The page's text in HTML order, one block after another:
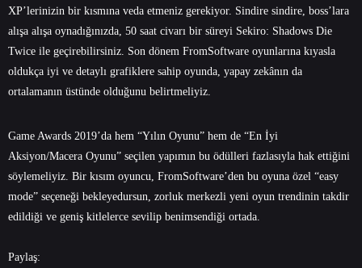
XP’lerinizin bir kısmına veda etmeniz gerekiyor. Sindire sindire, boss’lara
alışa alışa oynadığınızda, 50 saat civarı bir süreyi Sekiro: Shadows Die
Twice ile geçirebilirsiniz. Son dönem FromSoftware oyunlarına kıyasla
oldukça iyi ve detaylı grafiklere sahip oyunda, yapay zekânın da
ortalamanın üstünde olduğunu belirtmeliyiz.
Game Awards 2019’da hem “Yılın Oyunu” hem de “En İyi
Aksiyon/Macera Oyunu” seçilen yapımın bu ödülleri fazlasıyla hak ettiğini
söylemeliyiz. Bir kısım oyuncu, FromSoftware’den bu oyuna özel “easy
mode” seçeneği bekleyedursun, zorluk merkezli yeni oyun trendinin takdir
edildiği ve geniş kitlelerce sevilip benimsendiği ortada.
Paylaş: